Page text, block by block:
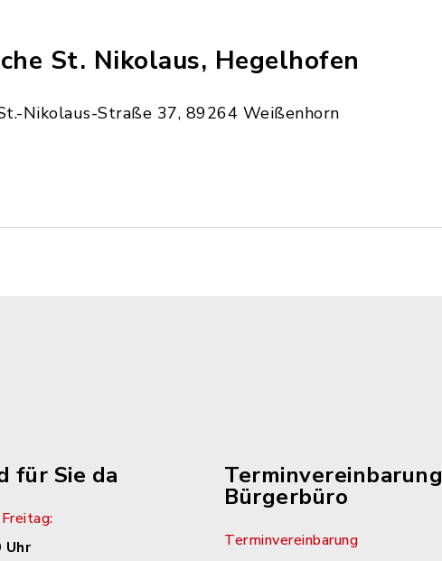
St. Nikolaus, Hegelhofen
Nikolaus-Straße 37, 89264 Weißenhorn
für Sie da
Uhr
Terminvereinbarung
Bürgerbüro
Terminvereinbarung